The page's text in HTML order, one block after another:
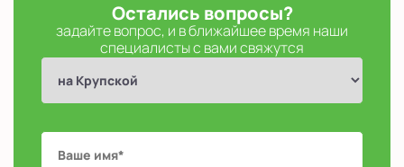
Остались вопросы?
задайте вопрос, и в ближайшее время наши
специалисты с вами свяжутся